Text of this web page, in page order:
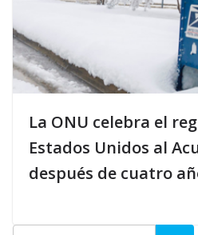
La ONU celebra el
Estados Unidos al
después de cuatro